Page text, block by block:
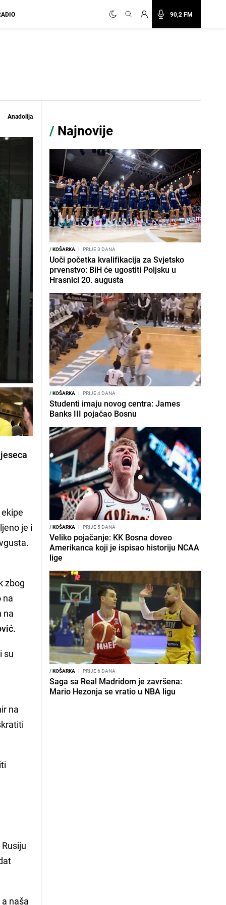
90,2 FM
Anadolija
je i
zbog
na
na
su
na
naša
/ Najnovije
/KOŠARKA I PRIJE 3 DANA
Uoči početka kvalifikacija za Svjetsko
prvenstvo: BiH će ugostiti Poljsku u
Hrasnici 20. augusta
/KOŠARKA I PRIJE 4 DANA
Studenti imaju novog centra: James
Banks III pojačao Bosnu
/KOŠARKA I PRIJE 5 DANA
Veliko pojačanje: KK Bosna doveo
Amerikanca koji je ispisao historiju NCAA
lige
/KOŠARKA I PRIJE 6 DANA
Saga sa Real Madridom je završena:
Mario Hezonja se vratio u NBA ligu